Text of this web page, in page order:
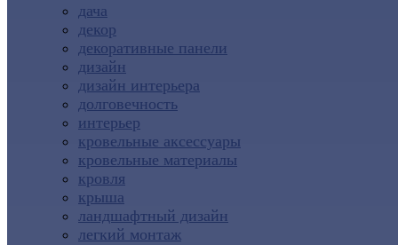
дача
декор
декоративные панели
дизайн
дизайн интерьера
долговечность
интерьер
кровельные аксессуары
кровельные материалы
кровля
крыша
ландшафтный дизайн
легкий монтаж